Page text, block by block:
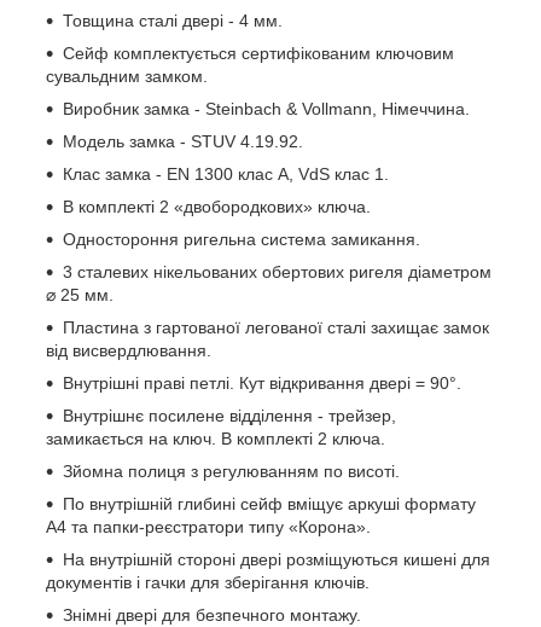
Товщина сталі двері - 4 мм.
Сейф комплектується сертифікованим ключовим
сувальдним замком.
Виробник замка - Steinbach & Vollmann, Німеччина.
Модель замка - STUV 4.19.92.
Клас замка - EN 1300 клас A, VdS клас 1.
В комплекті 2 «двобородкових» ключа.
Одностороння ригельна система замикання.
3 сталевих нікельованих обертових ригеля діаметром
⌀ 25 мм.
Пластина з гартованої легованої сталі захищає замок
від висвердлювання.
Внутрішні праві петлі. Кут відкривання двері = 90°.
Внутрішнє посилене відділення - трейзер,
замикається на ключ. В комплекті 2 ключа.
Зйомна полиця з регулюванням по висоті.
По внутрішній глибині сейф вміщує аркуші формату
А4 та папки-реєстратори типу «Корона».
На внутрішній стороні двері розміщуються кишені для
документів і гачки для зберігання ключів.
Знімні двері для безпечного монтажу.